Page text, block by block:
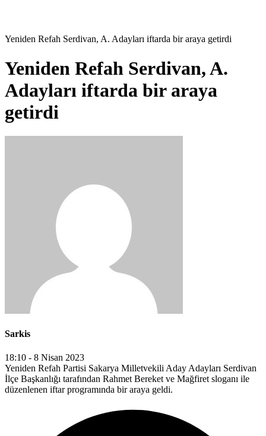
Yeniden Refah Serdivan, A. Adayları iftarda bir araya getirdi
Yeniden Refah Serdivan, A.
Adayları iftarda bir araya
getirdi
Sarkis
18:10 - 8 Nisan 2023
Yeniden Refah Partisi Sakarya Milletvekili Aday Adayları Serdivan
İlçe Başkanlığı tarafından Rahmet Bereket ve Mağfiret sloganı ile
düzenlenen iftar programında bir araya geldi.